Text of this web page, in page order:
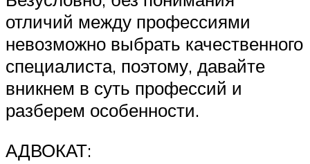
отличий между профессиями
невозможно выбрать качественного
специалиста, поэтому, давайте
вникнем в суть профессий и
разберем особенности.
АДВОКАТ: